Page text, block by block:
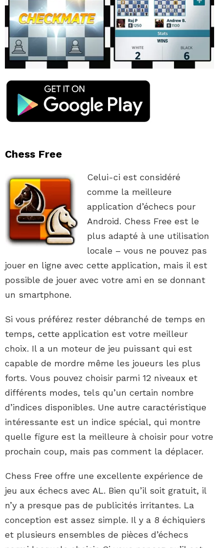
Chess Free
Celui-ci est considéré
comme la meilleure
application d’échecs pour
Android. Chess Free est le
plus adapté à une utilisation
locale – vous ne pouvez pas
jouer en ligne avec cette application, mais il est
possible de jouer avec votre ami en se donnant
un smartphone.
Si vous préférez rester débranché de temps en
temps, cette application est votre meilleur
choix. Il a un moteur de jeu puissant qui est
capable de mordre même les joueurs les plus
forts. Vous pouvez choisir parmi 12 niveaux et
différents modes, tels qu’un certain nombre
d’indices disponibles. Une autre caractéristique
intéressante est un indice spécial, qui montre
quelle figure est la meilleure à choisir pour votre
prochain coup, mais pas comment la déplacer.
Chess Free offre une excellente expérience de
jeu aux échecs avec AL. Bien qu’il soit gratuit, il
n’y a presque pas de publicités irritantes. La
conception est assez simple. Il y a 8 échiquiers
et plusieurs ensembles de pièces d’échecs